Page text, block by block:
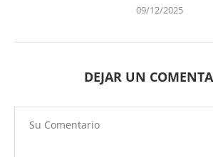
09/12/2025
DEJAR UN